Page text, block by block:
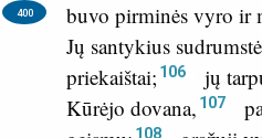
buvo pirminės vyro ir
400
Jų santykius
priekaištai; 106
jų
Kūrėjo dovana, 107
108